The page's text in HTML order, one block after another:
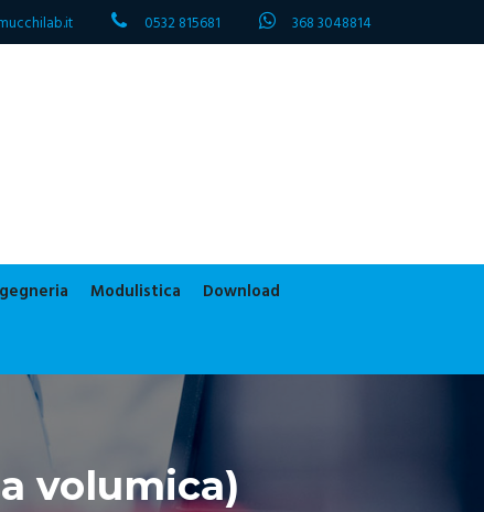
0532 815681 368 3048814
Modulistica Download
volumica)